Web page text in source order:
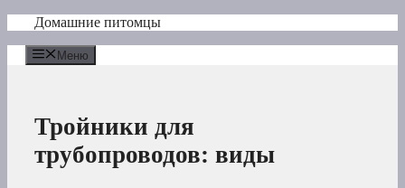
Перейти
содержимому
Домашние питомцы
Меню
Тройники для
трубопроводов: виды